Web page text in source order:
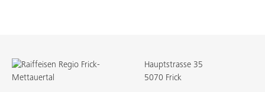
Hauptstrasse 35
5070 Frick